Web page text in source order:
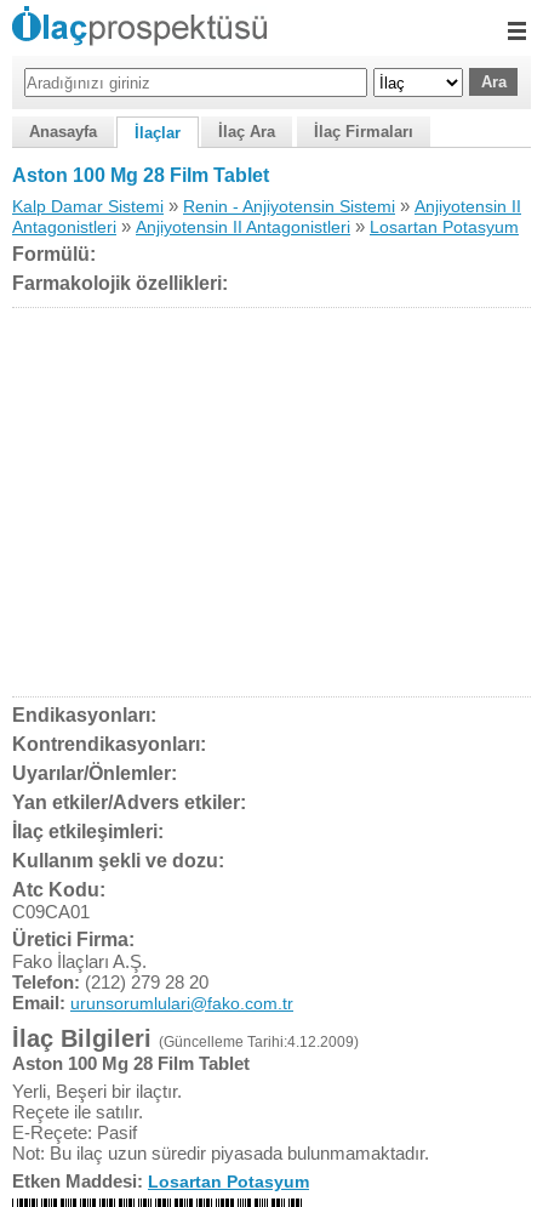
Anasayfa İlaçlar İlaç Ara İlaç Firmaları
Aston 100 Mg 28 Film Tablet
Kalp Damar Sistemi » Renin - Anjiyotensin Sistemi » Anjiyotensin II
Antagonistleri » Anjiyotensin II Antagonistleri » Losartan Potasyum
Formülü:
Farmakolojik özellikleri:
Endikasyonları:
Kontrendikasyonları:
Uyarılar/Önlemler:
Yan etkiler/Advers etkiler:
İlaç etkileşimleri:
Kullanım şekli ve dozu:
Atc Kodu:
C09CA01
Üretici Firma:
Fako İlaçları A.Ş.
Telefon: (212) 279 28 20
Email: urunsorumlulari@fako.com.tr
İlaç Bilgileri (Güncelleme Tarihi:4.12.2009)
Aston 100 Mg 28 Film Tablet
Yerli, Beşeri bir ilaçtır.
Reçete ile satılır.
E-Reçete: Pasif
Not: Bu ilaç uzun süredir piyasada bulunmamaktadır.
Etken Maddesi: Losartan Potasyum